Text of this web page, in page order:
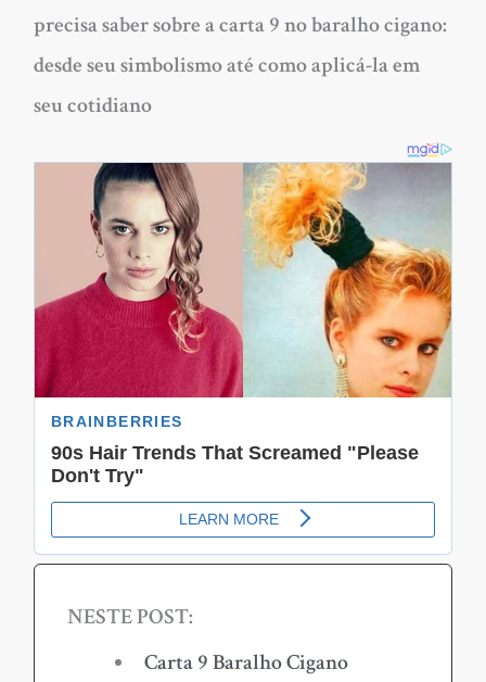
precisa saber sobre a carta 9 no baralho cigano:
desde seu simbolismo até como aplicá-la em
seu cotidiano
NESTE POST:
Carta 9 Baralho Cigano